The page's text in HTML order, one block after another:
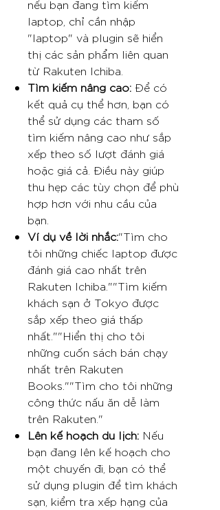
nếu bạn đang tìm kiếm
laptop, chỉ cần nhập
"laptop" và plugin sẽ hiển
thị các sản phẩm liên quan
từ Rakuten Ichiba.
Tìm kiếm nâng cao: Để có
kết quả cụ thể hơn, bạn có
thể sử dụng các tham số
tìm kiếm nâng cao như sắp
xếp theo số lượt đánh giá
hoặc giá cả. Điều này giúp
thu hẹp các tùy chọn để phù
hợp hơn với nhu cầu của
bạn.
Ví dụ về lời nhắc:"Tìm cho
tôi những chiếc laptop được
đánh giá cao nhất trên
Rakuten Ichiba.""Tìm kiếm
khách sạn ở Tokyo được
sắp xếp theo giá thấp
nhất.""Hiển thị cho tôi
những cuốn sách bán chạy
nhất trên Rakuten
Books.""Tìm cho tôi những
công thức nấu ăn dễ làm
trên Rakuten."
Lên kế hoạch du lịch: Nếu
bạn đang lên kế hoạch cho
một chuyến đi, bạn có thể
sử dụng plugin để tìm khách
sạn, kiểm tra xếp hạng của